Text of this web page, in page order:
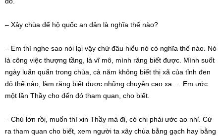
– Xây chùa để hộ quốc an dân là nghĩa thế nào?
– Em thì nghe sao nói lại vậy chứ đâu hiểu nó có nghĩa thế nào. Nó
là công việc thượng tầng, là vĩ mô, mình răng biết được. Mình suốt
ngày luẩn quẩn trong chùa, cả năm không biết thị xã của tỉnh đen
đỏ thế nào, làm răng biết được những chuyện cao xa…. Em ước
một lần Thầy cho đến đó tham quan, cho biết.
– Chú lớn rồi, muốn thì xin Thầy mà đi, có chi phải ước ao nhỉ. Cứ
ra tham quan cho biết, xem người ta xây chùa bằng gạch hay bằng